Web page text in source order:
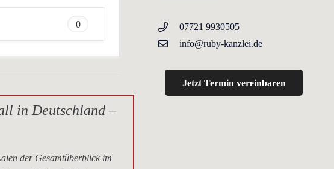
0
in Deutschland –
der Gesamtüberblick im
07721 9930505
info@ruby-kanzlei.de
Jetzt Termin vereinbaren